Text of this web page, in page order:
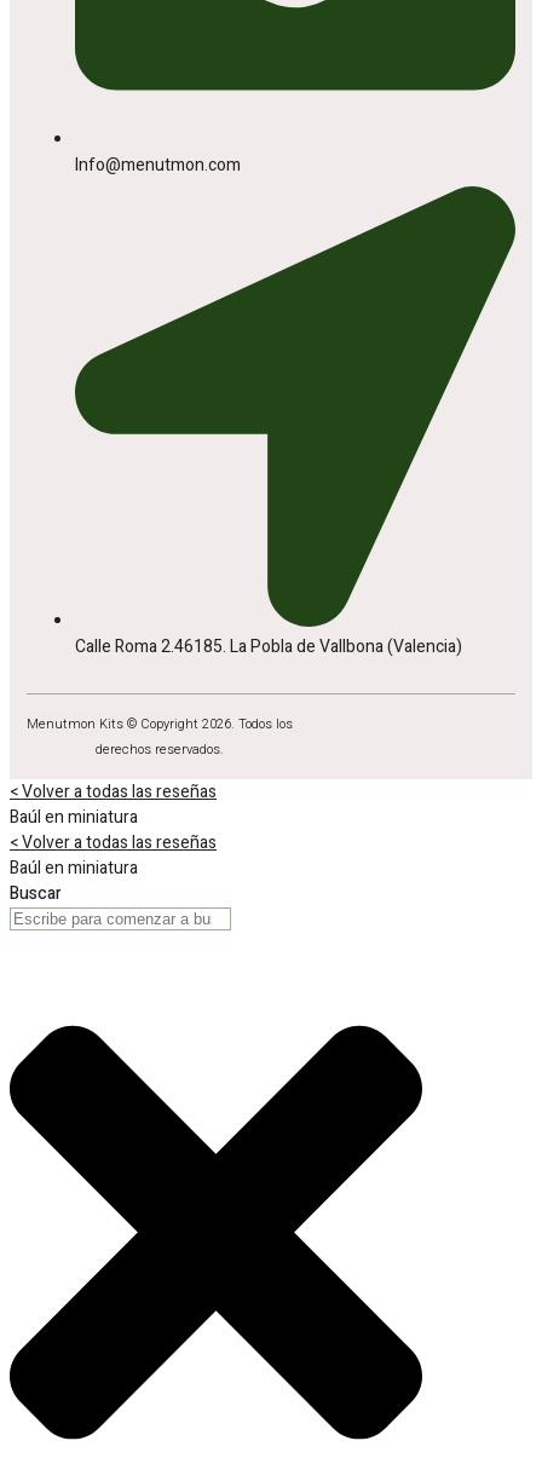
Info@menutmon.com
Calle Roma 2.46185. La Pobla de Vallbona (Valencia)
Menutmon Kits © Copyright 2026. Todos los
derechos reservados.
< Volver a todas las reseñas
Baúl en miniatura
< Volver a todas las reseñas
Baúl en miniatura
Buscar